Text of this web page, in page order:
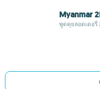
Myanmar
พูดคุยลอตเตอรี่